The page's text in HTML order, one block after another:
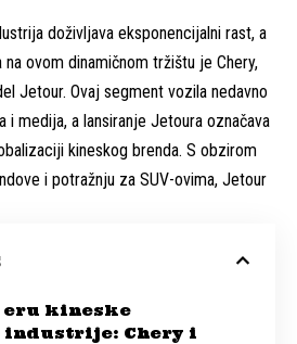
doživljava eksponencijalni rast, a
na ovom dinamičnom tržištu je Chery,
Jetour. Ovaj segment vozila nedavno
i medija, a lansiranje Jetoura označava
kineskog brenda. S obzirom
i potražnju za SUV-ovima, Jetour
eru kineske
Chery i